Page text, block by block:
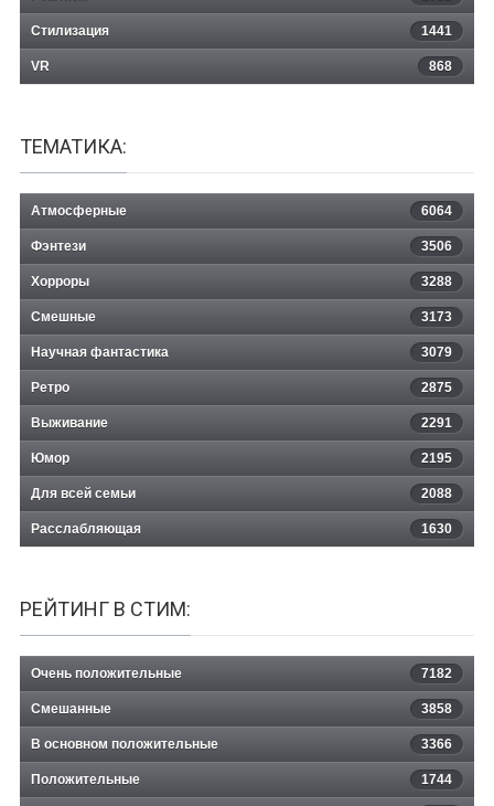
Стилизация 1441
VR 868
ТЕМАТИКА:
Атмосферные 6064
Фэнтези 3506
Хорроры 3288
Смешные 3173
Научная фантастика 3079
Ретро 2875
Выживание 2291
Юмор 2195
Для всей семьи 2088
Расслабляющая 1630
РЕЙТИНГ В СТИМ:
Очень положительные 7182
Смешанные 3858
В основном положительные 3366
Положительные 1744